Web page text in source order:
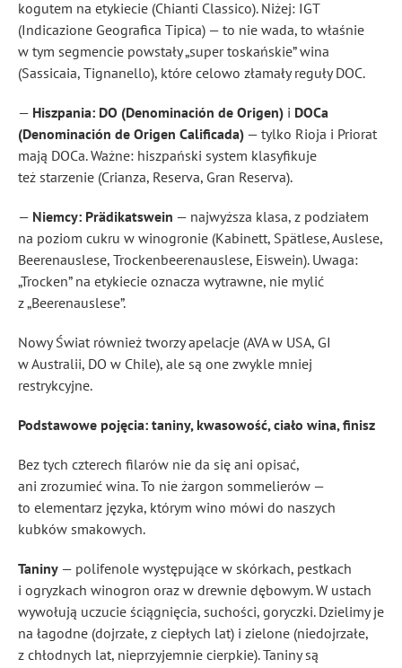
kogutem na etykiecie (Chianti Classico). Niżej: IGT
(Indicazione Geografica Tipica) — to nie wada, to właśnie
w tym segmencie powstały „super toskańskie” wina
(Sassicaia, Tignanello), które celowo złamały reguły DOC.
— Hiszpania: DO (Denominación de Origen) i DOCa
(Denominación de Origen Calificada) — tylko Rioja i Priorat
mają DOCa. Ważne: hiszpański system klasyfikuje
też starzenie (Crianza, Reserva, Gran Reserva).
— Niemcy: Prädikatswein — najwyższa klasa, z podziałem
na poziom cukru w winogronie (Kabinett, Spätlese, Auslese,
Beerenauslese, Trockenbeerenauslese, Eiswein). Uwaga:
„Trocken” na etykiecie oznacza wytrawne, nie mylić
z „Beerenauslese”.
Nowy Świat również tworzy apelacje (AVA w USA, GI
w Australii, DO w Chile), ale są one zwykle mniej
restrykcyjne.
Podstawowe pojęcia: taniny, kwasowość, ciało wina, finisz
Bez tych czterech filarów nie da się ani opisać,
ani zrozumieć wina. To nie żargon sommelierów —
to elementarz języka, którym wino mówi do naszych
kubków smakowych.
Taniny — polifenole występujące w skórkach, pestkach
i ogryzkach winogron oraz w drewnie dębowym. W ustach
wywołują uczucie ściągnięcia, suchości, goryczki. Dzielimy je
na łagodne (dojrzałe, z ciepłych lat) i zielone (niedojrzałe,
z chłodnych lat, nieprzyjemnie cierpkie). Taniny są